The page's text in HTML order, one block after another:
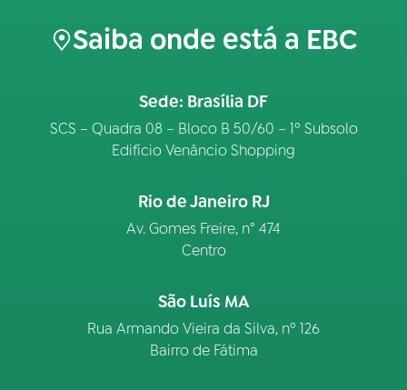
Saiba onde está a EBC
Sede: Brasília DF
SCS – Quadra 08 – Bloco B 50/60 – 1º Subsolo
Edifício Venâncio Shopping
Rio de Janeiro RJ
Av. Gomes Freire, n° 474
Centro
São Luís MA
Rua Armando Vieira da Silva, nº 126
Bairro de Fátima